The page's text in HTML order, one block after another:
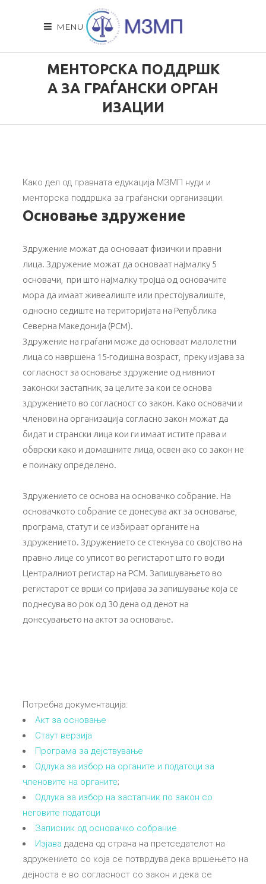
MENU
МЕНТОРСКА ПОДДРШК
А ЗА ГРАЃАНСКИ ОРГАН
ИЗАЦИИ
Како дел од правната едукација МЗМП нуди и
менторска поддршка за граѓански организации.
Основање здружение
Здружение можат да основаат физички и правни
лица. Здружение можат да основаат најмалку 5
основачи, при што најмалку тројца од основачите
мора да имаат живеалиште или престојувалиште,
односно седиште на територијата на Република
Северна Македонија (РСМ).
Здружение на граѓани може да основаат малолетни
лица со навршена 15-годишна возраст, преку изјава за
согласност за основање здружение од нивниот
законски застапник, за целите за кои се основа
здружението во согласност со закон. Како основачи и
членови на организација согласно закон можат да
бидат и странски лица кои ги имаат истите права и
обврски како и домашните лица, освен ако со закон не
е поинаку определено.
Здружението се основа на основачко собрание. На
основачкото собрание се донесува акт за основање,
програма, статут и се избираат органите на
здружението. Здружението се стекнува со својство на
правно лице со уписот во регистарот што го води
Централниот регистар на РСМ. Запишувањето во
регистарот се врши со пријава за запишување која се
поднесува во рок од 30 дена од денот на
донесувањето на актот за основање.
Потребна документација:
Акт за основање
Стаут верзија
Програма за дејствување
Одлука за избор на органите и податоци за
членовите на органите;
Одлука за избор на застапник по закон со
неговите податоци
Записник од основачко собрание
Изјава дадена од страна на претседателот на
здружението со која се потврдува дека вршењето на
дејноста е во согласност со закон и дека се